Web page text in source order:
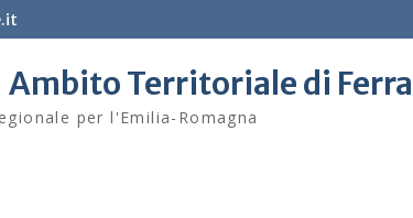
Territoriale di
per l'Emilia-Romagna